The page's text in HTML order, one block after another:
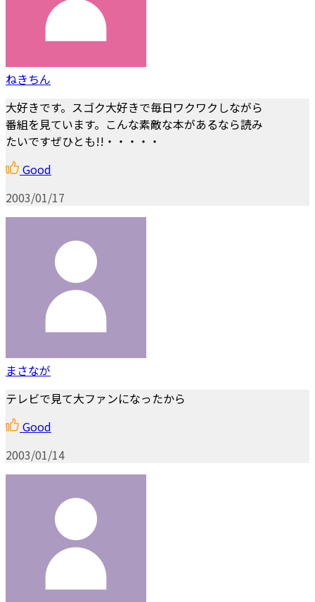
ねきちん
大好きです。スゴク大好きで毎日ワクワクしながら
番組を見ています。こんな素敵な本があるなら読み
たいですぜひとも!!・・・・・
Good
2003/01/17
まさなが
テレビで見て大ファンになったから
Good
2003/01/14